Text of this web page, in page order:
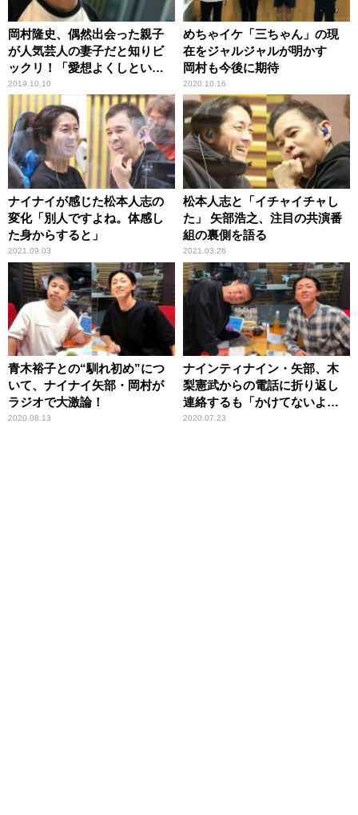
岡村隆史、偶然出会った親子
が人気芸人の妻子だと知りビ
ックリ！「愛想よくしといて
良かった」
2019.10.10
めちゃイケ「三ちゃん」の現
在をジャルジャルが明かす
岡村も今後に期待
2020.10.16
ナイナイが感じた松本人志の
変化「別人ですよね。体感し
た身からすると」
2021.09.03
松本人志と「イチャイチャし
た」 矢部浩之、注目の共演番
組の裏側を語る
2021.03.26
青木裕子との“馴れ初め”につ
いて、ナイナイ矢部・岡村が
ラジオで大激論！
2020.08.13
ナインティナイン・矢部、木
梨憲武からの電話に折り返し
連絡するも「かけてないよ」
と言われ戸惑う
2020.07.23